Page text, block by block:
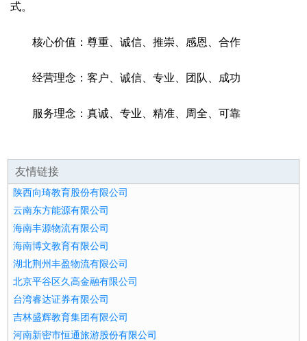
式。
核心价值：尊重、诚信、推崇、感恩、合作
经营理念：客户、诚信、专业、团队、成功
服务理念：真诚、专业、精准、周全、可靠
友情链接
陕西向琦教育股份有限公司
云南东方能源有限公司
海南丰源物流有限公司
海南博文教育有限公司
湖北荆州丰盈物流有限公司
北京平谷区久高金融有限公司
台湾睿达证券有限公司
吉林盛辉教育集团有限公司
河南新密市恒通旅游股份有限公司